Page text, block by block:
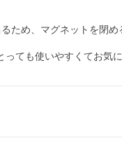
ため、マグネットを閉
ても使いやすくてお気に